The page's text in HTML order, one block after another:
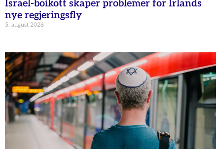
Israel-boikott skaper problemer for Irlands
nye regjeringsfly
5. august 2026